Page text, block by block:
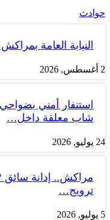
حوادث
النيابة العامة
2 أغسطس, 2026
استنفار أمني
شاب معلقة داخل…
24 يوليو, 2026
مراكش.. إدانة
ترويج…
5 يوليو, 2026